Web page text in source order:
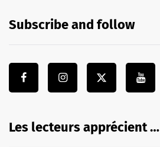
Subscribe and follow
Les lecteurs apprécient …